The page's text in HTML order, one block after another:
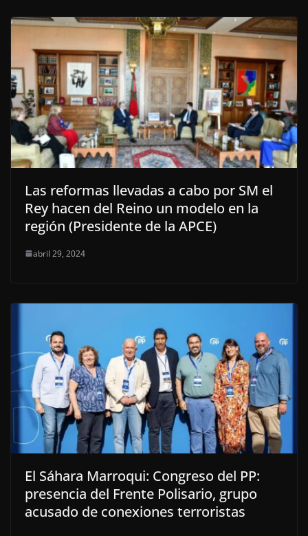
Las reformas llevadas a cabo por SM el
Rey hacen del Reino un modelo en la
región (Presidente de la APCE)
abril 29, 2024
El Sáhara Marroqui: Congreso del PP:
presencia del Frente Polisario, grupo
acusado de conexiones terroristas